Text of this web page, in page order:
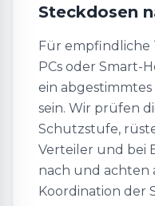
Steckdosen
Für empfindliche
PCs oder Smart-
ein
sein. Wir prüfen
Schutzstufe,
Verteiler und bei
nach und achten
Koordination der